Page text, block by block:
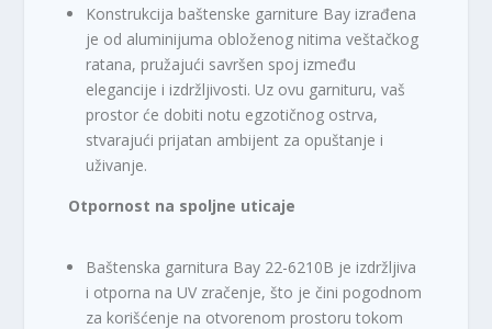
Konstrukcija baštenske garniture Bay izrađena
je od aluminijuma obloženog nitima veštačkog
ratana, pružajući savršen spoj između
elegancije i izdržljivosti. Uz ovu garnituru, vaš
prostor će dobiti notu egzotičnog ostrva,
stvarajući prijatan ambijent za opuštanje i
uživanje.
Otpornost na spoljne uticaje
Baštenska garnitura Bay 22-6210B je izdržljiva
i otporna na UV zračenje, što je čini pogodnom
za korišćenje na otvorenom prostoru tokom